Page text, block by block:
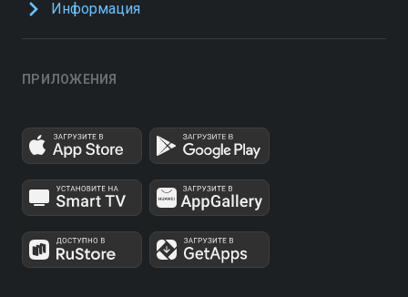
Информация
ПРИЛОЖЕНИЯ